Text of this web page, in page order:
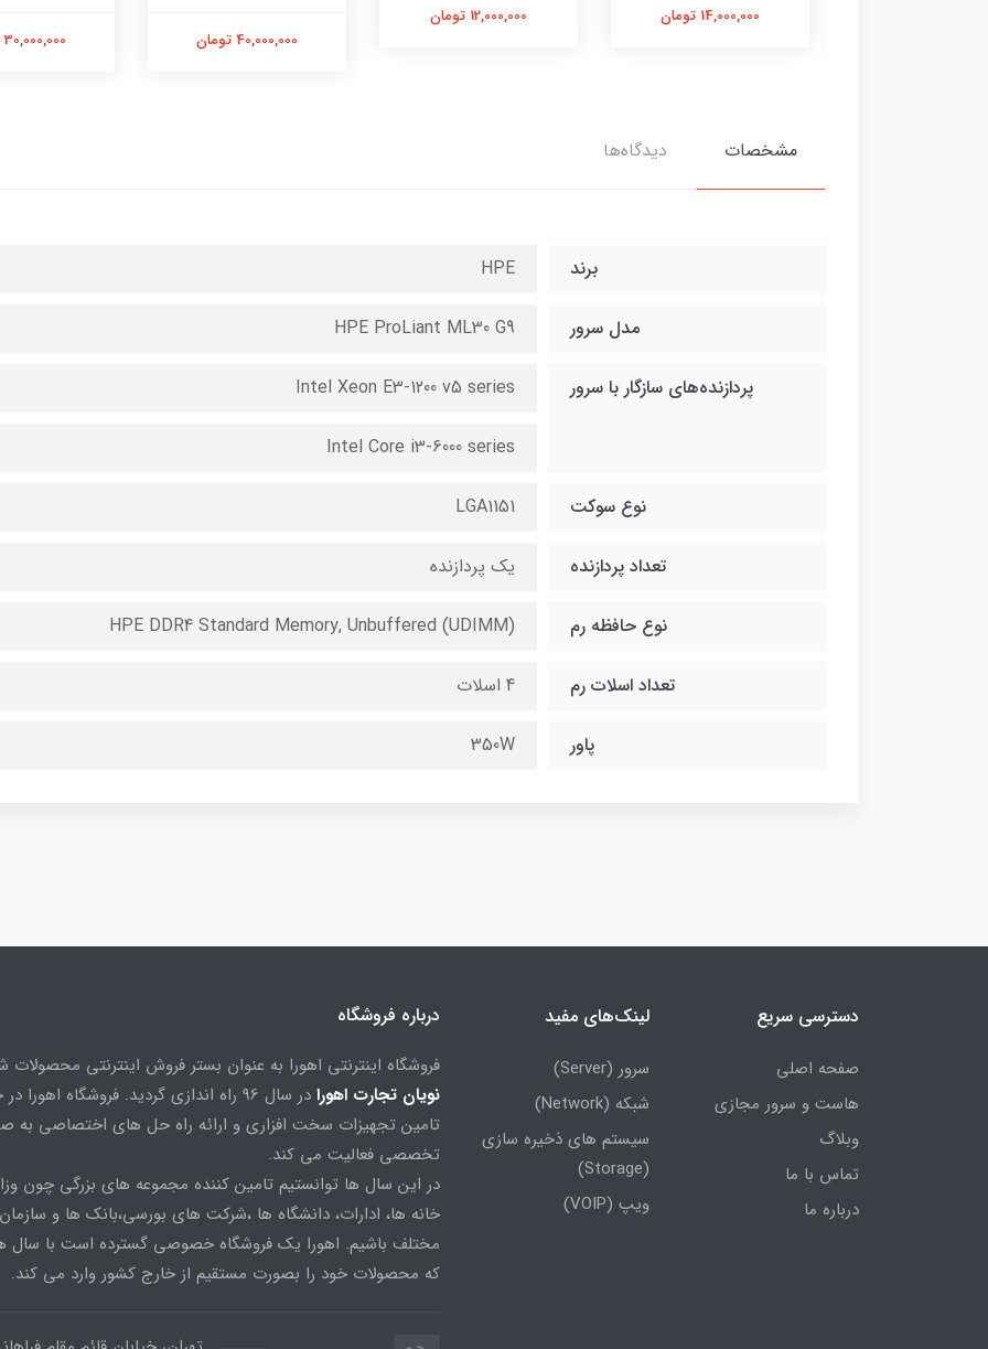
14,000,000 تومان 12,000,000 تومان
40,000,000 تومان 30,000,000 تومان
مشخصات دیدگاه‌ها
برند HPE
مدل سرور HPE ProLiant ML30 G9
پردازنده‌های سازگار با سرور Intel Xeon E3-1200 v5 series
Intel Core i3-6000 series
نوع سوکت LGA1151
تعداد پردازنده یک پردازنده
نوع حافظه رم HPE DDR4 Standard Memory, Unbuffered (UDIMM)
تعداد اسلات رم 4 اسلات
پاور 350W
دسترسی سریع
صفحه اصلی
هاست و سرور مجازی
وبلاگ
تماس با ما
درباره ما
لینک‌های مفید
سرور (Server)
شبکه (Network)
سیستم های ذخیره سازی
(Storage)
ویپ (VOIP)
درباره فروشگاه
فروشگاه اینترنتی اهورا به عنوان بستر فروش اینترنتی
نویان تجارت اهورا
در سال 96 راه اندازی گردید. فروشگاه اهورا
تامین تجهیزات سخت افزاری و ارائه راه حل های اختصاصی به
تخصصی فعالیت می کند.
در این سال ها توانستیم تامین کننده مجموعه های بزرگی چون
خانه ها، ادارات، دانشگاه ها ،شرکت های بورسی،بانک ها و
مختلف باشیم. اهورا یک فروشگاه خصوصی گسترده است با سال
که محصولات خود را بصورت مستقیم از خارج کشور وارد می کند.